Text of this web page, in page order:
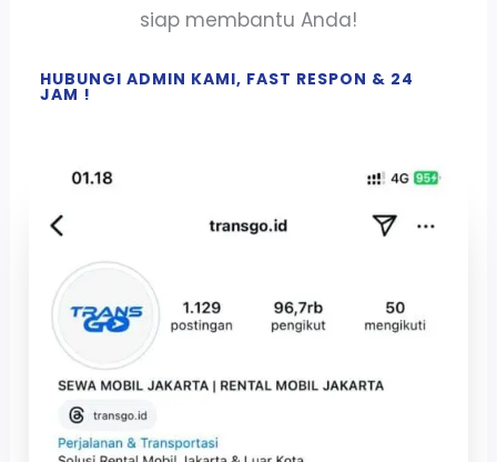
siap membantu Anda!
HUBUNGI ADMIN KAMI, FAST RESPON & 24
JAM !